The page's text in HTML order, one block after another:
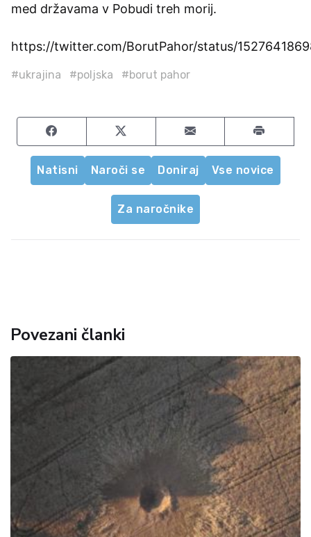
med državama v Pobudi treh morij.
https://twitter.com/BorutPahor/status/
#ukrajina #poljska #borut pahor
Share on FacebookShare on TwitterShare by email
Natisni Naroči se Doniraj Vse novice
Za naročnike
Povezani članki